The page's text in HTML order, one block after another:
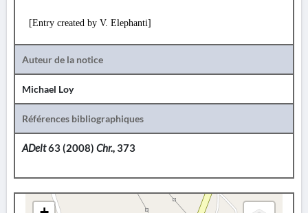
[Entry created by V. Elephanti]
Auteur de la notice
Michael Loy
Références bibliographiques
ADelt63 (2008) Chr.,373